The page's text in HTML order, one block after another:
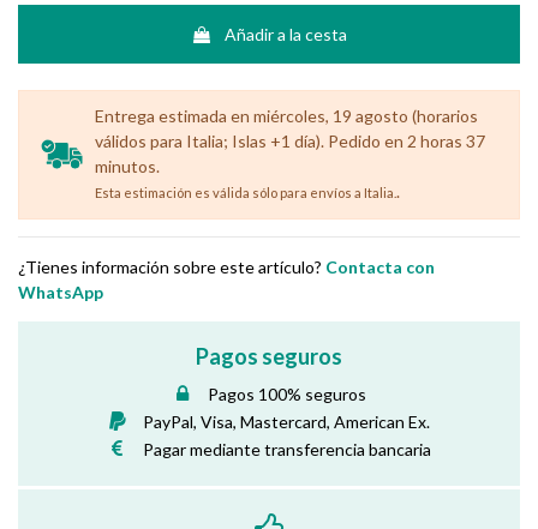
Añadir a la cesta
Entrega estimada en miércoles, 19 agosto (horarios
válidos para Italia; Islas +1 día). Pedido en 2 horas 37
minutos.
Esta estimación es válida sólo para envíos a Italia..
¿Tienes información sobre este artículo? Contacta con
WhatsApp
Pagos seguros
Pagos 100% seguros
PayPal, Visa, Mastercard, American Ex.
Pagar mediante transferencia bancaria